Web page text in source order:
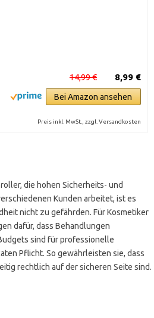
8,99 €
14,99 €
Bei Amazon ansehen
Preis inkl. MwSt., zzgl. Versandkosten
die hohen Sicherheits- und
Kunden arbeitet, ist es
nicht zu gefährden. Für Kosmetiker
dafür, dass Behandlungen
sind für professionelle
Pflicht. So gewährleisten sie, dass
rechtlich auf der sicheren Seite sind.